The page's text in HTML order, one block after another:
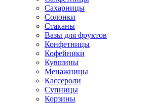
Сахарницы
Солонки
Стаканы
Вазы для фруктов
Конфетницы
Кофейники
Кувшины
Менажницы
Кассероли
Супницы
Корзины